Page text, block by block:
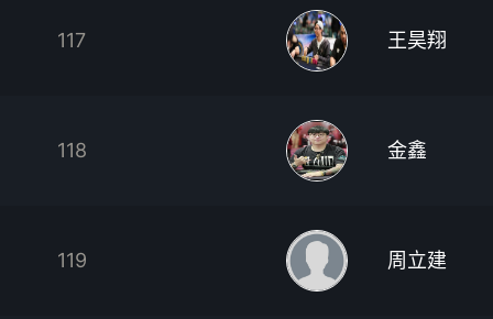
117 王昊翔
118 金鑫
119 周立建